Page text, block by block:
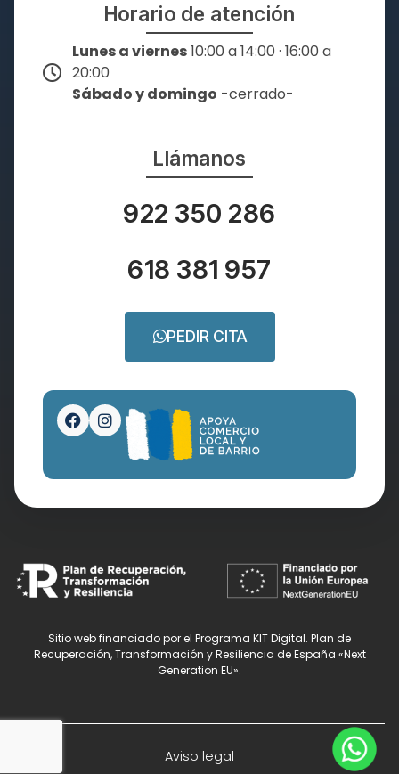
Horario de atención
Lunes a viernes10:00 a 14:00 · 16:00 a
20:00
Sábado y domingo -cerrado-
Llámanos
922 350 286
618 381 957
PEDIR CITA
Sitio web financiado por el Programa KIT Digital. Plan de
Recuperación, Transformación y Resiliencia de España «Next
Generation EU».
Aviso legal